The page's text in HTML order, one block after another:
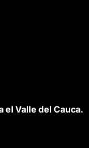
el Valle del Cauca.